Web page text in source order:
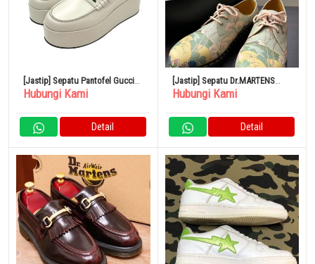
[Jastip] Sepatu Pantofel Gucci
Webline Sherry GG Nomor 6989
Hubungi Kami
Detail
[Jastip] Sepatu Dr.MARTENS
Hokusai 1461 THE Met
Hubungi Kami
Detail